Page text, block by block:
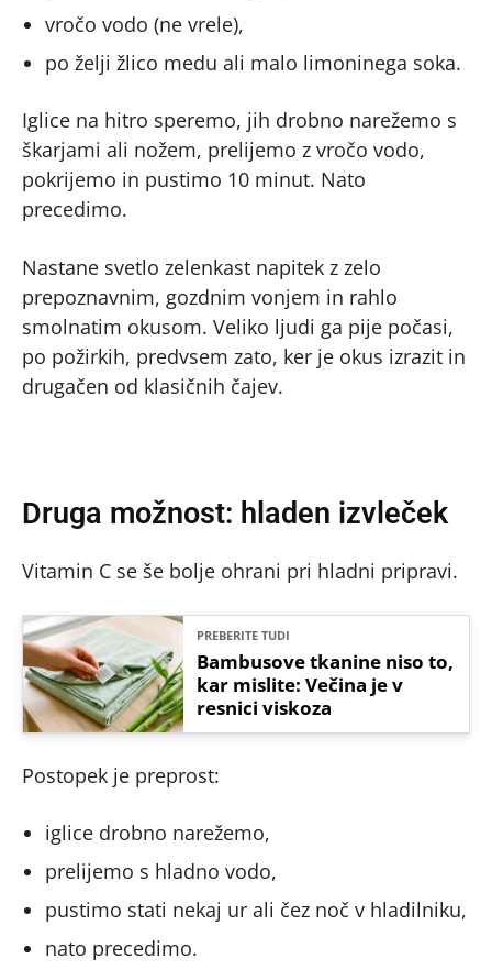
vročo vodo (ne vrele),
po želji žlico medu ali malo limoninega soka.
Iglice na hitro speremo, jih drobno narežemo s
škarjami ali nožem, prelijemo z vročo vodo,
pokrijemo in pustimo 10 minut. Nato
precedimo.
Nastane svetlo zelenkast napitek z zelo
prepoznavnim, gozdnim vonjem in rahlo
smolnatim okusom. Veliko ljudi ga pije počasi,
po požirkih, predvsem zato, ker je okus izrazit in
drugačen od klasičnih čajev.
Druga možnost: hladen izvleček
Vitamin C se še bolje ohrani pri hladni pripravi.
PREBERITE TUDI
Bambusove tkanine niso to,
kar mislite: Večina je v
resnici viskoza
Postopek je preprost:
iglice drobno narežemo,
prelijemo s hladno vodo,
pustimo stati nekaj ur ali čez noč v hladilniku,
nato precedimo.